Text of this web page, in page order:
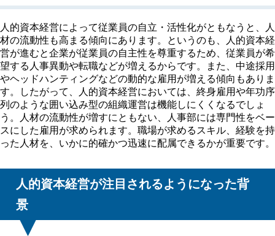
人的資本経営によって従業員の自立・活性化がともなうと、人
材の流動性も高まる傾向にあります。というのも、人的資本経
営が進むと企業が従業員の自主性を尊重するため、従業員が希
望する人事異動や転職などが増えるからです。また、中途採用
やヘッドハンティングなどの動的な雇用が増える傾向もありま
す。したがって、人的資本経営においては、終身雇用や年功序
列のような囲い込み型の組織運営は機能しにくくなるでしょ
う。人材の流動性が増すにともない、人事部には専門性をベー
スにした雇用が求められます。職場が求めるスキル、経験を持
った人材を、いかに的確かつ迅速に配属できるかが重要です。
人的資本経営が注目されるようになった背
景